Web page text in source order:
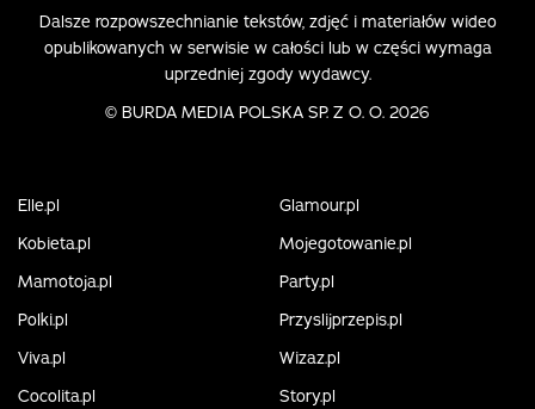
Dalsze rozpowszechnianie tekstów, zdjęć i materiałów wideo
opublikowanych w serwisie w całości lub w części wymaga
uprzedniej zgody wydawcy.
© BURDA MEDIA POLSKA SP. Z O. O. 2026
Elle.pl
Glamour.pl
Kobieta.pl
Mojegotowanie.pl
Mamotoja.pl
Party.pl
Polki.pl
Przyslijprzepis.pl
Viva.pl
Wizaz.pl
Cocolita.pl
Story.pl